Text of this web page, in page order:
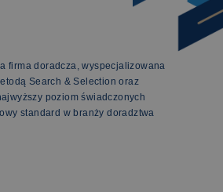
firma doradcza, wyspecjalizowana
Search & Selection oraz
poziom świadczonych
standard w branży doradztwa